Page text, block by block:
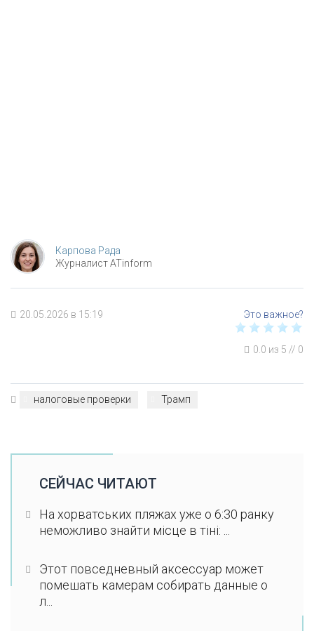
Карпова Рада
Журналист ATinform
20.05.2026 в 15:19
0.0 из 5 // 0
налоговые проверки Трамп
СЕЙЧАС ЧИТАЮТ
На хорватських пляжах уже о 6:30 ранку
неможливо знайти місце в тіні: ...
Этот повседневный аксессуар может
помешать камерам собирать данные о
л...